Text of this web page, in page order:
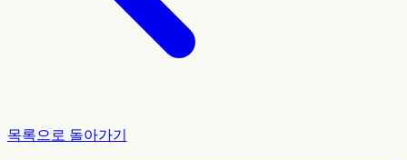
목록으로 돌아가기